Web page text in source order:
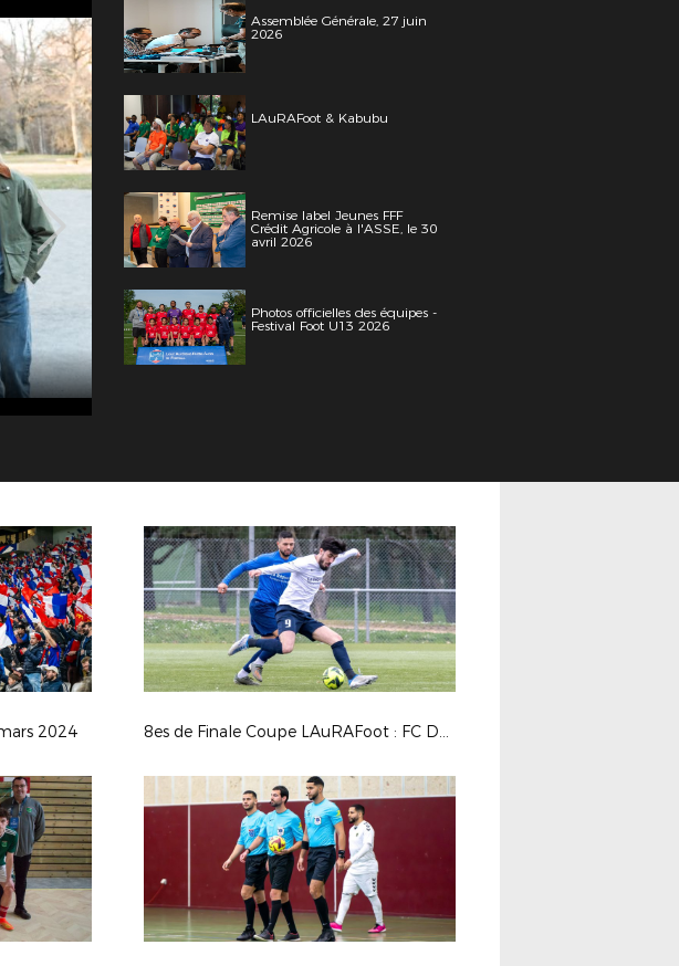
Assemblée Générale, 27 juin
2026
LAuRAFoot & Kabubu
Remise label Jeunes FFF
Crédit Agricole à l'ASSE, le 30
avril 2026
Photos officielles des équipes -
Festival Foot U13 2026
2024 8es de Finale Coupe LAuRAFoot : FC Domtac / Moulins Yzeure Foot 2